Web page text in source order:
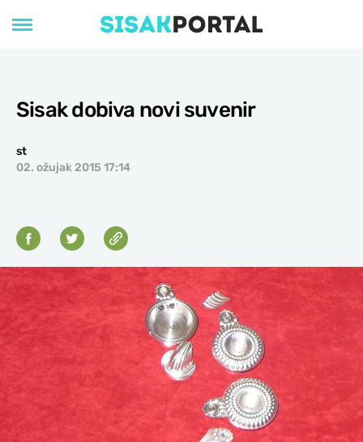
Sisak dobiva novi suvenir
st
02. ožujak 2015 17:14